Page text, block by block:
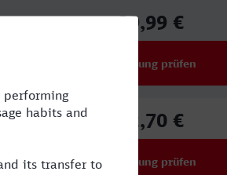
29,99 €
Verbindung prüfen
52,70 €
Verbindung prüfen